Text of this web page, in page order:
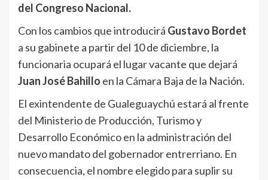
del Congreso Nacional.
Con los cambios que introducirá Gustavo Bordet
a su gabinete a partir del 10 de diciembre, la
funcionaria ocupará el lugar vacante que dejará
Juan José Bahillo en la Cámara Baja de la Nación.
El exintendente de Gualeguaychú estará al frente
del Ministerio de Producción, Turismo y
Desarrollo Económico en la administración del
nuevo mandato del gobernador entrerriano. En
consecuencia, el nombre elegido para suplir su